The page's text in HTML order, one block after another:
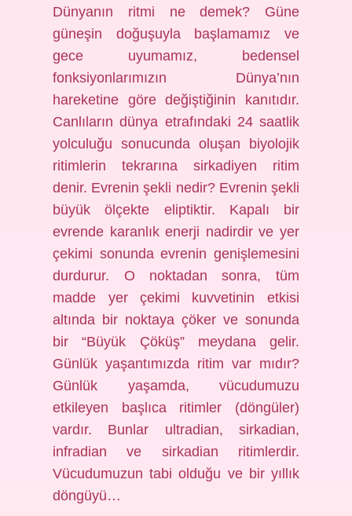
Dünyanın ritmi ne demek? Güne
güneşin doğuşuyla başlamamız ve
gece uyumamız, bedensel
fonksiyonlarımızın Dünya’nın
hareketine göre değiştiğinin kanıtıdır.
Canlıların dünya etrafındaki 24 saatlik
yolculuğu sonucunda oluşan biyolojik
ritimlerin tekrarına sirkadiyen ritim
denir. Evrenin şekli nedir? Evrenin şekli
büyük ölçekte eliptiktir. Kapalı bir
evrende karanlık enerji nadirdir ve yer
çekimi sonunda evrenin genişlemesini
durdurur. O noktadan sonra, tüm
madde yer çekimi kuvvetinin etkisi
altında bir noktaya çöker ve sonunda
bir “Büyük Çöküş” meydana gelir.
Günlük yaşantımızda ritim var mıdır?
Günlük yaşamda, vücudumuzu
etkileyen başlıca ritimler (döngüler)
vardır. Bunlar ultradian, sirkadian,
infradian ve sirkadian ritimlerdir.
Vücudumuzun tabi olduğu ve bir yıllık
döngüyü…